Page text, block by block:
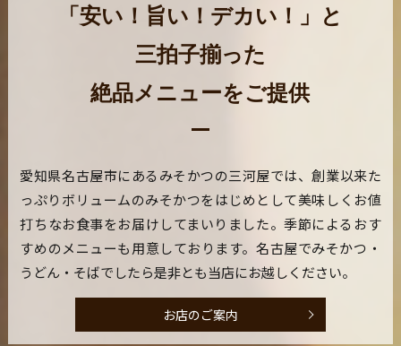
「安い！旨い！デカい！」と
三拍子揃った
絶品メニューをご提供
愛知県名古屋市にあるみそかつの三河屋では、創業以来た
っぷりボリュームのみそかつをはじめとして美味しくお値
打ちなお食事をお届けしてまいりました。季節によるおす
すめのメニューも用意しております。名古屋でみそかつ・
うどん・そばでしたら是非とも当店にお越しください。
お店のご案内